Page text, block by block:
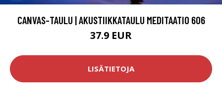
CANVAS-TAULU | AKUSTIIKKATAULU MEDITAATIO 606
37.9 EUR
LISÄTIETOJA